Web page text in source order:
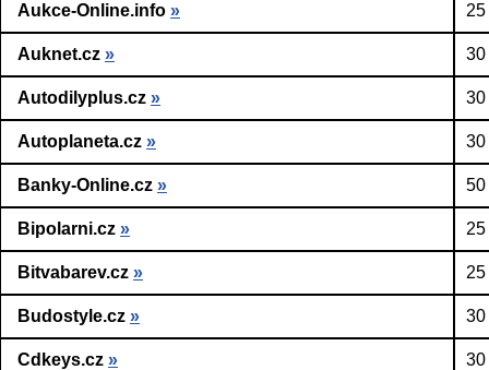
Aukce-Online.info »
Auknet.cz » 30
Autodilyplus.cz » 30
Autoplaneta.cz » 30
Banky-Online.cz » 50
Bipolarni.cz »
Bitvabarev.cz »
Budostyle.cz » 30
Cdkeys.cz » 30